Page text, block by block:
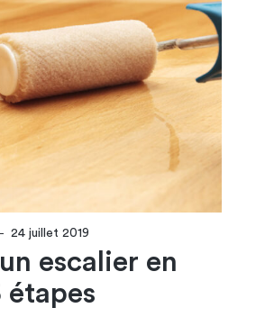
24 juillet 2019
escalier en
étapes